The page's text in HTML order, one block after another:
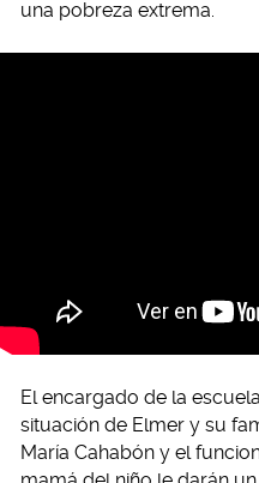
una pobreza extrema.
El encargado de la
situación de Elmer y su
María Cahabón y el